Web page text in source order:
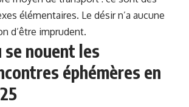
élémentaires. Le désir n’a aucune
d’être imprudent.
se nouent les
éphémères en